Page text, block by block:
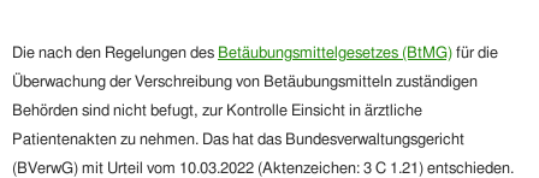
Die nach den Regelungen des Betäubungsmittelgesetzes (BtMG) für die
Überwachung der Verschreibung von Betäubungsmitteln zuständigen
Behörden sind nicht befugt, zur Kontrolle Einsicht in ärztliche
Patientenakten zu nehmen. Das hat das Bundesverwaltungsgericht
(BVerwG) mit Urteil vom 10.03.2022 (Aktenzeichen: 3 C 1.21) entschieden.